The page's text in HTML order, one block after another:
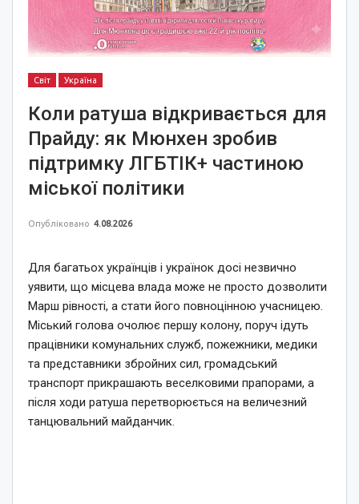
Світ Україна
Коли ратуша відкривається для
Прайду: як Мюнхен зробив
підтримку ЛГБТІК+ частиною
міської політики
Опубліковано 4.08.2026
Для багатьох українців і українок досі незвично
уявити, що місцева влада може не просто дозволити
Марш рівності, а стати його повноцінною учасницею.
Міський голова очолює першу колону, поруч ідуть
працівники комунальних служб, пожежники, медики
та представники збройних сил, громадський
транспорт прикрашають веселковими прапорами, а
після ходи ратуша перетворюється на величезний
танцювальний майданчик.